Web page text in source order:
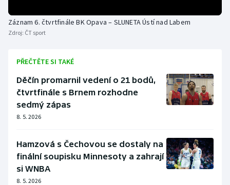
Sportovní střelba
Triatlon
Veslování
Volejbal
Ostatní
Záznam 6. čtvrtfinále BK Opava – SLUNETA Ústí nad Labem
Zdroj: ČT sport
PŘEČTĚTE SI TAKÉ
Děčín promarnil vedení o 21 bodů,
čtvrtfinále s Brnem rozhodne
sedmý zápas
8. 5. 2026
Hamzová s Čechovou se dostaly na
finální soupisku Minnesoty a zahrají
si WNBA
8. 5. 2026